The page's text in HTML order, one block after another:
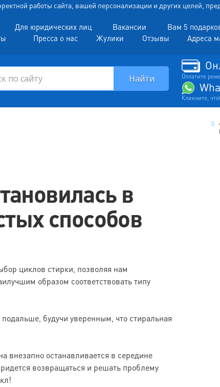
работы сайта, вашей персонализации и других целей,
Для юридических лиц Вакансии Вам 5
Пресса о нас Жулики Отзывы Адреса
Оплатите
Кликните,
>
в
способов
циклов стирки, позволяя нам
образом соответствовать типу
будучи уверенным, что стиральная
внезапно останавливается в середине
возвращаться и решать проблему